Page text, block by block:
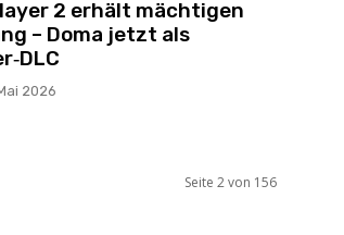
2 erhält mächtigen
– Doma jetzt als
2026
Seite 2 von 156